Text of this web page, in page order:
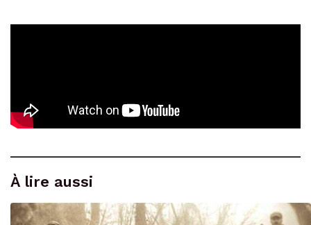
À lire aussi